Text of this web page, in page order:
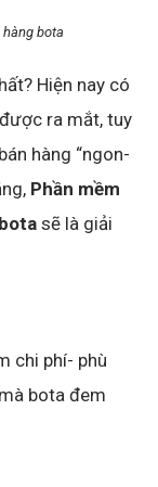
bota
Hiện nay có
ra mắt, tuy
hàng “ngon-
Phần mềm
sẽ là giải
chi phí- phù
bota đem